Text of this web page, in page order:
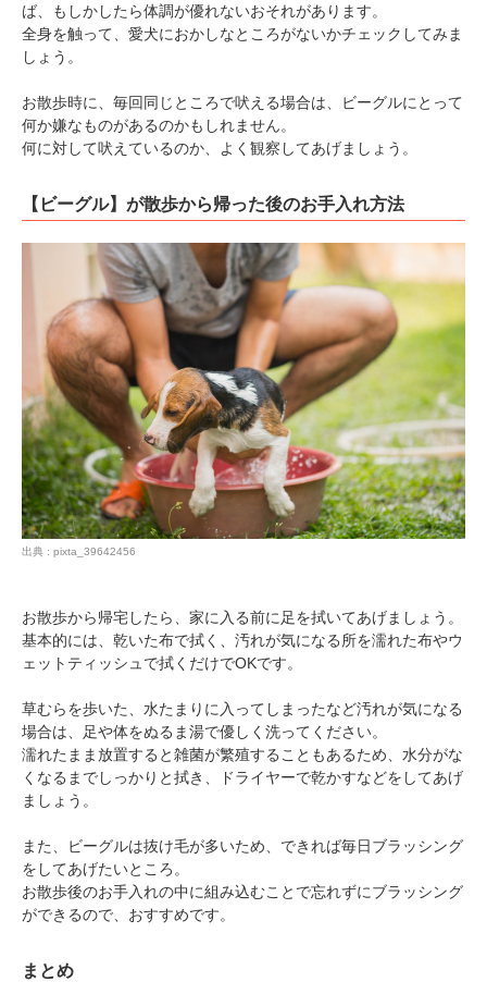
ば、もしかしたら体調が優れないおそれがあります。
全身を触って、愛犬におかしなところがないかチェックしてみま
しょう。
お散歩時に、毎回同じところで吠える場合は、ビーグルにとって
何か嫌なものがあるのかもしれません。
何に対して吠えているのか、よく観察してあげましょう。
【ビーグル】が散歩から帰った後のお手入れ方法
出典 : pixta_39642456
お散歩から帰宅したら、家に入る前に足を拭いてあげましょう。
基本的には、乾いた布で拭く、汚れが気になる所を濡れた布やウ
ェットティッシュで拭くだけでOKです。
草むらを歩いた、水たまりに入ってしまったなど汚れが気になる
場合は、足や体をぬるま湯で優しく洗ってください。
濡れたまま放置すると雑菌が繁殖することもあるため、水分がな
くなるまでしっかりと拭き、ドライヤーで乾かすなどをしてあげ
ましょう。
また、ビーグルは抜け毛が多いため、できれば毎日ブラッシング
をしてあげたいところ。
お散歩後のお手入れの中に組み込むことで忘れずにブラッシング
ができるので、おすすめです。
まとめ